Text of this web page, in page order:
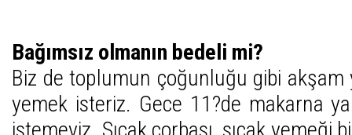
Bağımsız olmanın bedeli mi?
Biz de toplumun çoğunluğu gibi akşam
yemek isteriz. Gece 11?de makarna